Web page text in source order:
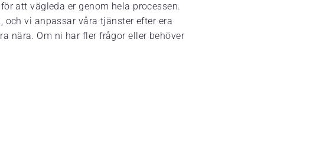
att vägleda er genom hela processen.
vi anpassar våra tjänster efter era
nära. Om ni har fler frågor eller behöver